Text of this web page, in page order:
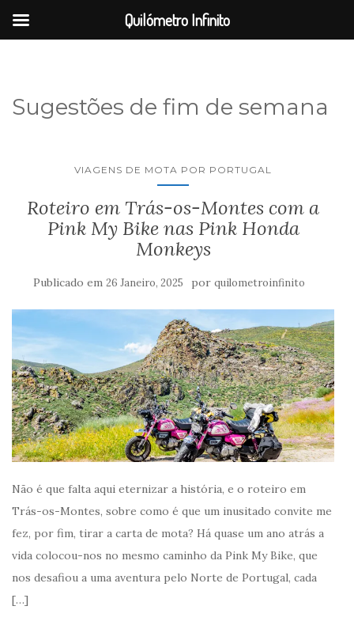
Sugestões de fim de semana
VIAGENS DE MOTA POR PORTUGAL
Roteiro em Trás-os-Montes com a
Pink My Bike nas Pink Honda
Monkeys
Publicado em 26 Janeiro, 2025 por quilometroinfinito
Não é que falta aqui eternizar a história, e o roteiro em
Trás-os-Montes, sobre como é que um inusitado convite me
fez, por fim, tirar a carta de mota? Há quase um ano atrás a
vida colocou-nos no mesmo caminho da Pink My Bike, que
nos desafiou a uma aventura pelo Norte de Portugal, cada
[…]
Quilómetro Infinito